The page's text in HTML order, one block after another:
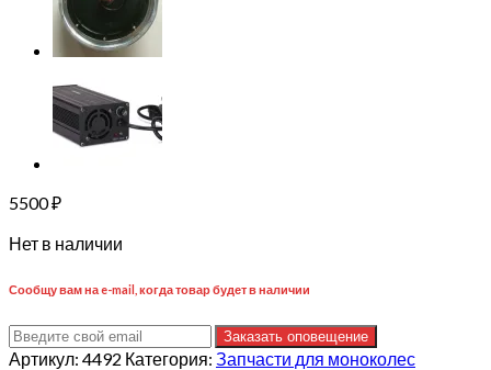
5500₽
Нет в наличии
Сообщу вам на e-mail, когда товар будет в наличии
Заказать оповещение
Артикул: 4492 Категория: Запчасти для моноколес